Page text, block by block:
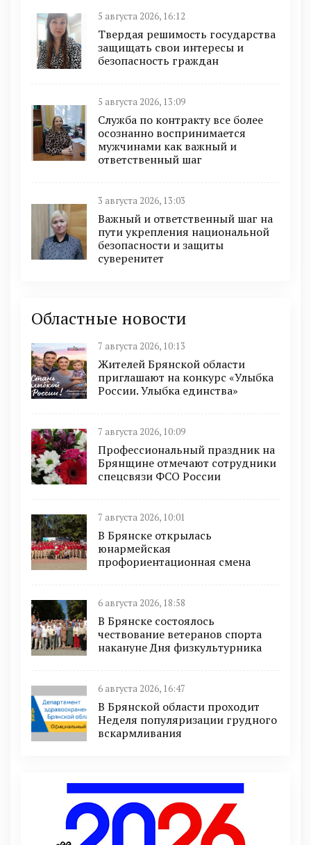
5 августа 2026, 16:12
Твердая решимость государства
защищать свои интересы и
безопасность граждан
5 августа 2026, 13:09
Служба по контракту все более
осознанно воспринимается
мужчинами как важный и
ответственный шаг
3 августа 2026, 13:03
Важный и ответственный шаг на
пути укрепления национальной
безопасности и защиты
суверенитет
Областные новости
7 августа 2026, 10:13
Жителей Брянской области
приглашают на конкурс «Улыбка
России. Улыбка единства»
7 августа 2026, 10:09
Профессиональный праздник на
Брянщине отмечают сотрудники
спецсвязи ФСО России
7 августа 2026, 10:01
В Брянске открылась
юнармейская
профориентационная смена
6 августа 2026, 18:58
В Брянске состоялось
чествование ветеранов спорта
накануне Дня физкультурника
6 августа 2026, 16:47
В Брянской области проходит
Неделя популяризации грудного
вскармливания